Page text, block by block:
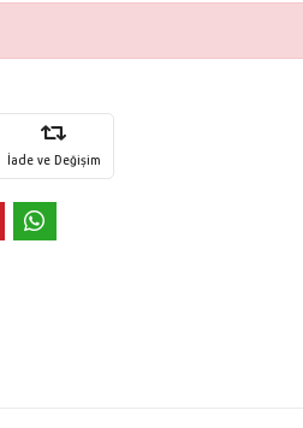
İade ve Değişim